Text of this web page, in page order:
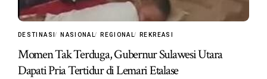
DESTINASI NASIONAL REGIONAL REKREASI
Momen Tak Terduga, Gubernur Sulawesi Utara
Dapati Pria Tertidur di Lemari Etalase